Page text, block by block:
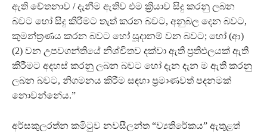
ඇති චේතනාව / දැනීම ඇතිව එම ක්‍රියාව සිදු කරනු ලබන
බවට හෝ සිදු කිරීමට තැත් කරන බවට, අනුබල දෙන බවට,
කුමන්ත්‍රණය කරන බවට හෝ සූදානම් වන බවට; හෝ (ආ)
(2) වන උපවගන්තියේ නිශ්චිතව දක්වා ඇති ප්‍රතිඵලයක් ඇති
කිරීමට අදහස් කරනු ලබන බවට හෝ දැන දැන ම ඇති කරනු
ලබන බවට, නිගමනය කිරීම සඳහා ප්‍රමාණවත් පදනමක්
නොවන්නේය.”
අර්සකුලරත්න කමිටුව නවසීලන්ත “ව්‍යතිරේකය” ඇතුළත්